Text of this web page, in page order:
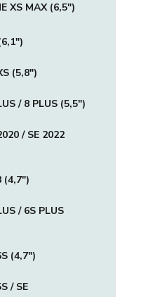
XS MAX (6,5")
(5,8")
/ 8 PLUS (5,5")
/ SE 2022
(4,7")
/ 6S PLUS
(4,7")
/ SE